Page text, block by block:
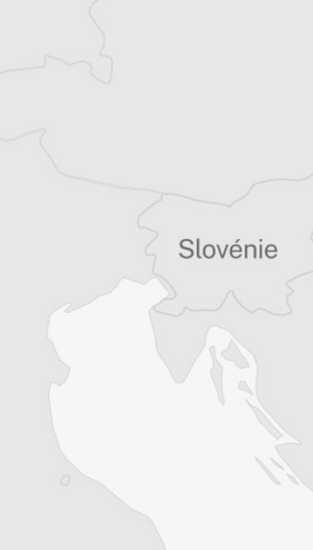
Une artiste-paysanne qui veut réinventer les
communs en Moldavie, une lanceuse
d’alerte en Roumanie, des avocats solidaires
en Grèce, une lycéenne contre le
harcèlement au Monténégro, une poétesse